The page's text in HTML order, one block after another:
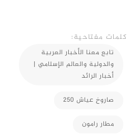
كلمات مفتاحية:
تابع معنا الأخبار العربية
والدولية والعالم الإسلامي |
أخبار الرائد
صاروخ عياش 250
مطار رامون